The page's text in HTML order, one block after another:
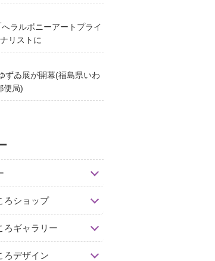
へラルボニーアートプライ
リストに
ずゐ展が開幕(福島県いわ
便局)
ろショップ
ろギャラリー
ろデザイン